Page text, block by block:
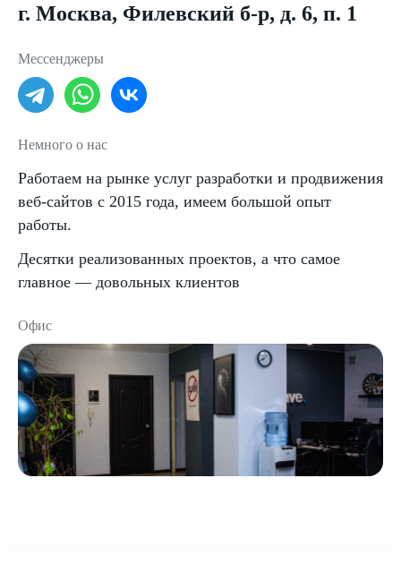
г. Москва, Филевский б-р, д. 6, п. 1
Мессенджеры
Немного о нас
Работаем на рынке услуг разработки и продвижения
веб-сайтов с 2015 года, имеем большой опыт
работы.
Десятки реализованных проектов, а что самое
главное — довольных клиентов
Офис